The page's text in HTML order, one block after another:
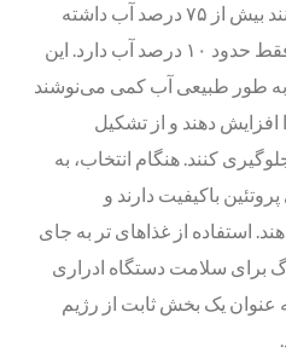
FLUTD است. غذاهای تر می‌توانند بیش از ۷۵ درصد آب داشته
باشند، در حالی که غذای خشک فقط حدود ۱۰ درصد آب دارد. این
طور طبیعی آب کمی می‌نوشند
دهند و از تشکیل
کنند. هنگام انتخاب، به
باکیفیت دارند و
استفاده از غذاهای تر به جای
برای سلامت دستگاه ادراری
یک بخش ثابت از رژیم